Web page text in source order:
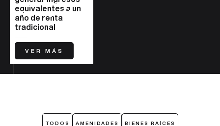
patrimonio para las
siguientes
generaciones
VER MÁS
través de bienes
raíces en zonas
estratégicas
VER MÁS
para construir
ciudades más
sostenibles
VER MÁS
equivalentes a un
año de renta
tradicional
VER MÁS
durante el
torneo podría
generar
ingresos
equivalentes a
un año de renta
tradicional
TODOS AMENIDADES BIENES RAÍCES